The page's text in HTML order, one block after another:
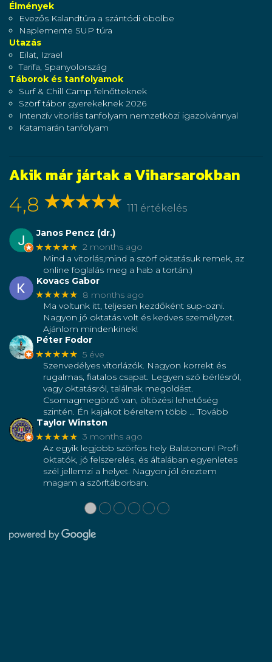
Élmények
Evezős Kalandtúra a szántódi öbölbe
Naplemente SUP túra
Utazás
Eilat, Izrael
Tarifa, Spanyolország
Táborok és tanfolyamok
Surf & Chill Camp felnőtteknek
Szörf tábor gyerekeknek 2026
Intenzív vitorlás tanfolyam nemzetközi igazolvánnyal
Katamarán tanfolyam
Akik már jártak a Viharsarokban
4,8 111 értékelés
Janos Pencz (dr.)
★★★★★ 2 months ago
Mind a vitorlás,mind a szörf oktatásuk remek, az
online foglalás meg a hab a tortán:)
Kovacs Gabor
★★★★★ 8 months ago
Ma voltunk itt, teljesen kezdőként sup-ozni.
Nagyon jó oktatás volt és kedves személyzet.
Ajánlom mindenkinek!
Péter Fodor
★★★★★ 5 éve
Szenvedélyes vitorlázók. Nagyon korrekt és
rugalmas, fiatalos csapat. Legyen szó bérlésről,
vagy oktatásról, találnak megoldást.
Csomagmegörző van, öltözési lehetőség
szintén. Én kajakot béreltem több … Tovább
Taylor Winston
★★★★★ 3 months ago
Az egyik legjobb szörfös hely Balatonon! Profi
oktatók, jó felszerelés, és általában egyenletes
szél jellemzi a helyet. Nagyon jól éreztem
magam a szörftáborban.
●●●●●●